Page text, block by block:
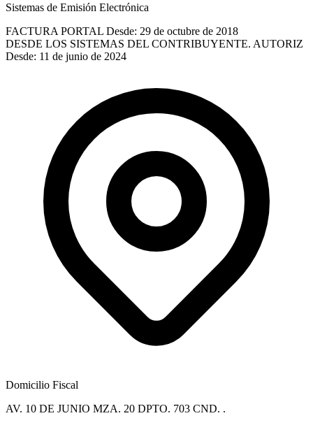
Sistemas de Emisión Electrónica
FACTURA PORTAL Desde: 29 de octubre de 2018
DESDE LOS SISTEMAS DEL CONTRIBUYENTE. AUTORIZ
Desde: 11 de junio de 2024
Domicilio Fiscal
AV. 10 DE JUNIO MZA. 20 DPTO. 703 CND. .